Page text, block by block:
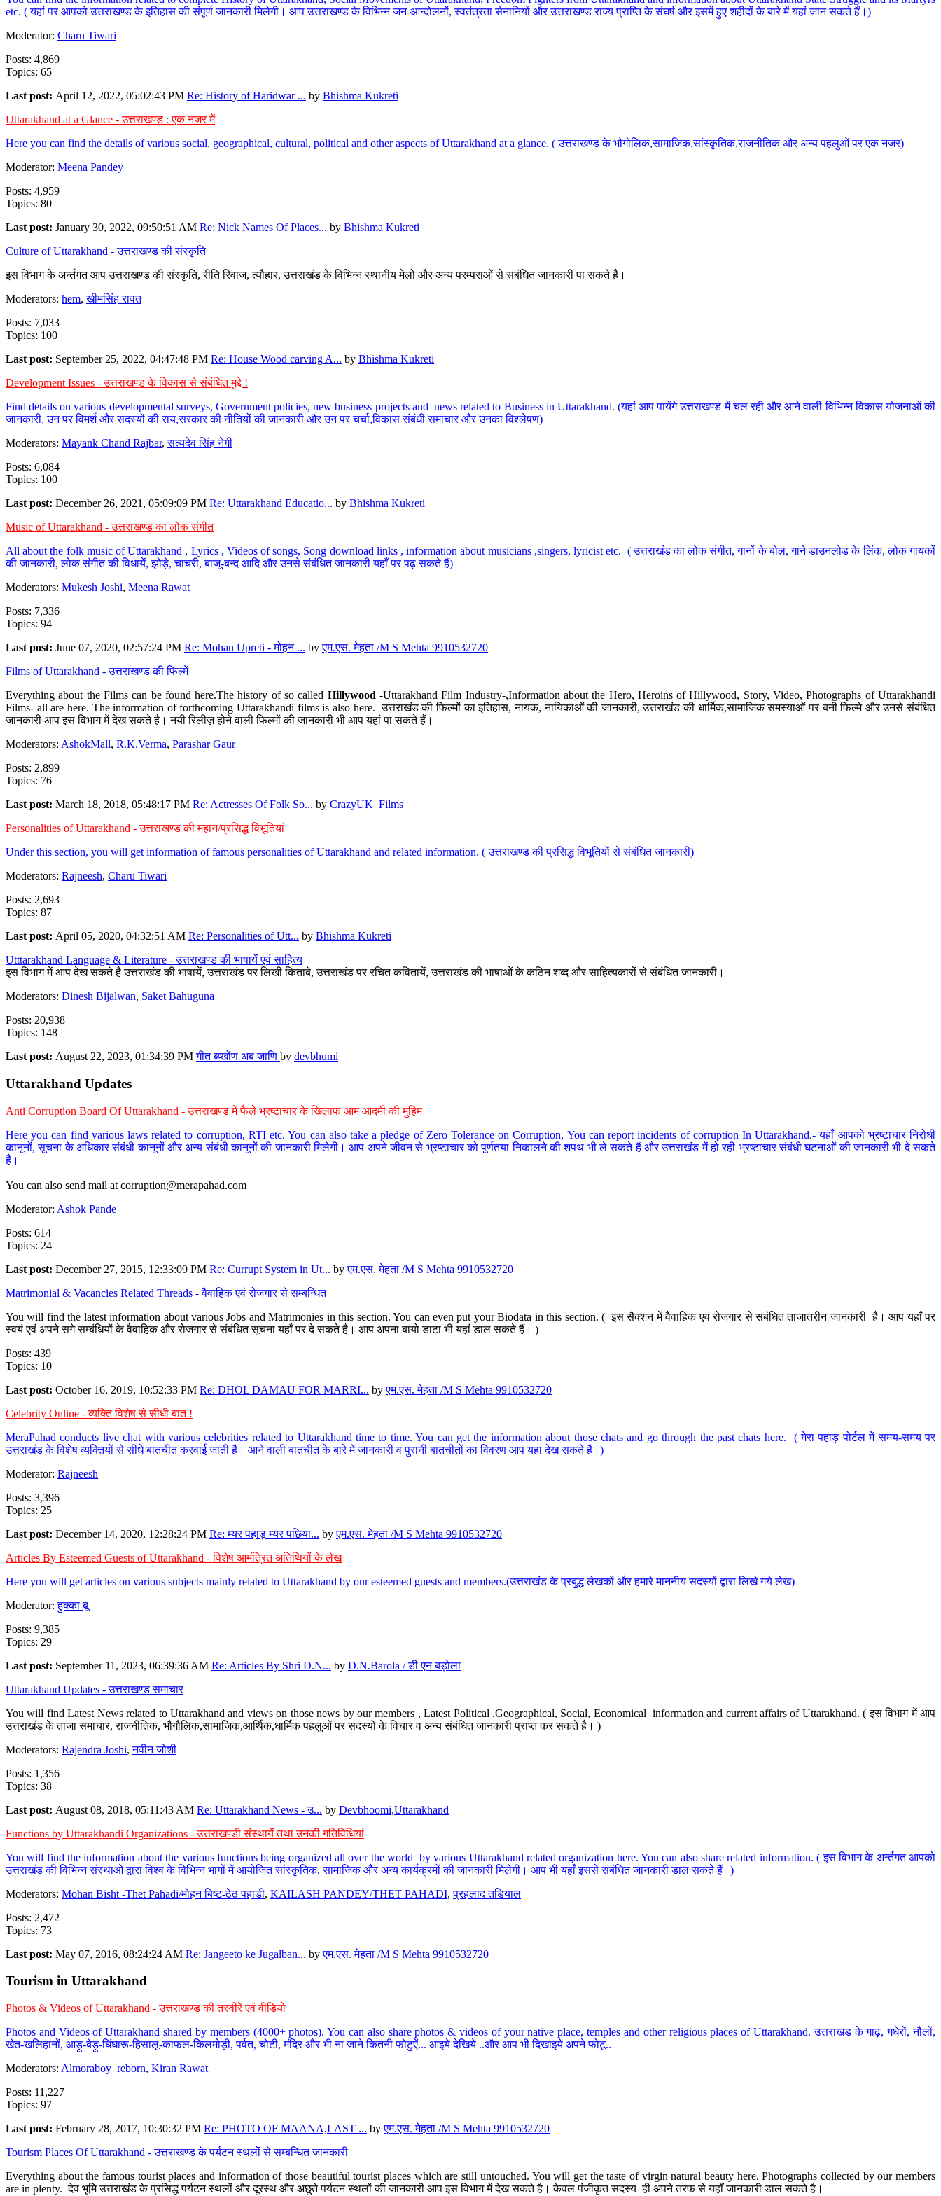
etc. ( यहां पर आपको उत्तराखण्ड के इतिहास की संपूर्ण जानकारी मिलेगी। आप उत्तराखण्ड के विभिन्न जन-आन्दोलनों, स्वतंत्रता सेनानियों और उत्तराखण्ड राज्य प्राप्ति के संघर्ष और इसमें हुए शहीदों के बारे में यहां जान सकते हैं।)
Moderator: Charu Tiwari
Posts: 4,869
Topics: 65
Last post: April 12, 2022, 05:02:43 PM Re: History of Haridwar ... by Bhishma Kukreti
Uttarakhand at a Glance - उत्तराखण्ड : एक नजर में
Here you can find the details of various social, geographical, cultural, political and other aspects of Uttarakhand at a glance. ( उत्तराखण्ड के भौगोलिक,सामाजिक,सांस्कृतिक,राजनीतिक और अन्य पहलुओं पर एक नजर)
Moderator: Meena Pandey
Posts: 4,959
Topics: 80
Last post: January 30, 2022, 09:50:51 AM Re: Nick Names Of Places... by Bhishma Kukreti
Culture of Uttarakhand - उत्तराखण्ड की संस्कृति
इस विभाग के अर्न्तगत आप उत्तराखण्ड की संस्कृति, रीति रिवाज, त्यौहार, उत्तराखंड के विभिन्न स्थानीय मेलों और अन्य परम्पराओं से संबंधित जानकारी पा सकते है।
Moderators: hem,खीमसिंह रावत
Posts: 7,033
Topics: 100
Last post: September 25, 2022, 04:47:48 PM Re: House Wood carving A... by Bhishma Kukreti
Development Issues - उत्तराखण्ड के विकास से संबंधित मुद्दे !
Find details on various developmental surveys, Government policies, new business projects and news related to Business in Uttarakhand. (यहां आप पायेंगे उत्तराखण्ड में चल रही और आने वाली विभिन्न विकास योजनाओं की
जानकारी, उन पर विमर्श और सदस्यों की राय,सरकार की नीतियों की जानकारी और उन पर चर्चा,विकास संबंधी समाचार और उनका विश्लेषण)
Moderators: Mayank Chand Rajbar,सत्यदेव सिंह नेगी
Posts: 6,084
Topics: 100
Last post: December 26, 2021, 05:09:09 PM Re: Uttarakhand Educatio... by Bhishma Kukreti
Music of Uttarakhand - उत्तराखण्ड का लोक संगीत
All about the folk music of Uttarakhand , Lyrics , Videos of songs, Song download links , information about musicians ,singers, lyricist etc. ( उत्तराखंड का लोक संगीत, गानों के बोल, गाने डाउनलोड के लिंक, लोक गायकों
की जानकारी, लोक संगीत की विधायें, झोड़े, चाचरी, बाजू-बन्द आदि और उनसे संबंधित जानकारी यहाँ पर पढ़ सकते हैं)
Moderators: Mukesh Joshi, Meena Rawat
Posts: 7,336
Topics: 94
Last post: June 07, 2020, 02:57:24 PM Re: Mohan Upreti - मोहन ... byएम.एस. मेहता /M S Mehta 9910532720
Films of Uttarakhand - उत्तराखण्ड की फिल्में
Everything about the Films can be found here.The history of so called Hillywood-Uttarakhand Film Industry-,Information about the Hero, Heroins of Hillywood, Story, Video, Photographs of Uttarakhandi
Films- all are here. The information of forthcoming Uttarakhandi films is also here. उत्तराखंड की फिल्मों का इतिहास, नायक, नायिकाओं की जानकारी, उत्तराखंड की धार्मिक,सामाजिक समस्याओं पर बनी फिल्मे और उनसे संबंधित
जानकारी आप इस विभाग में देख सकते है। नयी रिलीज़ होने वाली फिल्मों की जानकारी भी आप यहां पा सकते हैं।
Moderators: AshokMall, R.K.Verma, Parashar Gaur
Posts: 2,899
Topics: 76
Last post: March 18, 2018, 05:48:17 PM Re: Actresses Of Folk So... by CrazyUK_Films
Personalities of Uttarakhand - उत्तराखण्ड की महान/प्रसिद्ध विभूतियां
Under this section, you will get information of famous personalities of Uttarakhand and related information. ( उत्तराखण्ड की प्रसिद्ध विभूतियों से संबंधित जानकारी)
Moderators: Rajneesh, Charu Tiwari
Posts: 2,693
Topics: 87
Last post: April 05, 2020, 04:32:51 AM Re: Personalities of Utt... by Bhishma Kukreti
Utttarakhand Language & Literature - उत्तराखण्ड की भाषायें एवं साहित्य
इस विभाग में आप देख सकते है उत्तराखंड की भाषायें, उत्तराखंड पर लिखी किताबे, उत्तराखंड पर रचित कवितायें, उत्तराखंड की भाषाओं के कठिन शब्द और साहित्यकारों से संबंधित जानकारी।
Moderators: Dinesh Bijalwan, Saket Bahuguna
Posts: 20,938
Topics: 148
Last post: August 22, 2023, 01:34:39 PMगीत ब्य्खोंण अब जाणि by devbhumi
Uttarakhand Updates
Anti Corruption Board Of Uttarakhand - उत्तराखण्ड में फैले भ्रष्टाचार के खिलाफ आम आदमी की मुहिम
Here you can find various laws related to corruption, RTI etc. You can also take a pledge of Zero Tolerance on Corruption, You can report incidents of corruption In Uttarakhand.- यहाँ आपको भ्रष्टाचार निरोधी
कानूनों, सूचना के अधिकार संबंधी कानूनों और अन्य संबंधी कानूनों की जानकारी मिलेगी। आप अपने जीवन से भ्रष्टाचार को पूर्णतया निकालने की शपथ भी ले सकते हैं और उत्तराखंड में हो रही भ्रष्टाचार संबंधी घटनाओं की जानकारी भी दे सकते
हैं।
You can also send mail at corruption@merapahad.com
Moderator: Ashok Pande
Posts: 614
Topics: 24
Last post: December 27, 2015, 12:33:09 PM Re: Currupt System in Ut... byएम.एस. मेहता /M S Mehta 9910532720
Matrimonial & Vacancies Related Threads - वैवाहिक एवं रोजगार से सम्बन्धित
You will find the latest information about various Jobs and Matrimonies in this section. You can even put your Biodata in this section. ( इस सैक्शन में वैवाहिक एवं रोजगार से संबंधित ताजातरीन जानकारी है। आप यहाँ पर
स्वयं एवं अपने सगे सम्बंधियों के वैवाहिक और रोजगार से संबंधित सूचना यहाँ पर दे सकते है। आप अपना बायो डाटा भी यहां डाल सकते हैं। )
Posts: 439
Topics: 10
Last post: October 16, 2019, 10:52:33 PM Re: DHOL DAMAU FOR MARRI... byएम.एस. मेहता /M S Mehta 9910532720
Celebrity Online - व्यक्ति विशेष से सीधी बात !
MeraPahad conducts live chat with various celebrities related to Uttarakhand time to time. You can get the information about those chats and go through the past chats here. ( मेरा पहाड़ पोर्टल में समय-समय पर
उत्तराखंड के विशेष व्यक्तियों से सीधे बातचीत करवाई जाती है। आने वाली बातचीत के बारे में जानकारी व पुरानी बातचीतों का विवरण आप यहां देख सकते है।)
Moderator: Rajneesh
Posts: 3,396
Topics: 25
Last post: December 14, 2020, 12:28:24 PM Re: म्यर पहाड़ म्यर पछिया... byएम.एस. मेहता /M S Mehta 9910532720
Articles By Esteemed Guests of Uttarakhand - विशेष आमंत्रित अतिथियों के लेख
Here you will get articles on various subjects mainly related to Uttarakhand by our esteemed guests and members.(उत्तराखंड के प्रबुद्ध लेखकों और हमारे माननीय सदस्यों द्वारा लिखे गये लेख)
Moderator:हुक्का बू
Posts: 9,385
Topics: 29
Last post: September 11, 2023, 06:39:36 AM Re: Articles By Shri D.N... by D.N.Barola / डी एन बड़ोला
Uttarakhand Updates - उत्तराखण्ड समाचार
You will find Latest News related to Uttarakhand and views on those news by our members , Latest Political ,Geographical, Social, Economical information and current affairs of Uttarakhand. ( इस विभाग में आप
उत्तराखंड के ताजा समाचार, राजनीतिक, भौगौलिक,सामाजिक,आर्थिक,धार्मिक पहलुओं पर सदस्यों के विचार व अन्य संबंधित जानकारी प्राप्त कर सकते है। )
Moderators: Rajendra Joshi,नवीन जोशी
Posts: 1,356
Topics: 38
Last post: August 08, 2018, 05:11:43 AM Re: Uttarakhand News - उ... by Devbhoomi,Uttarakhand
Functions by Uttarakhandi Organizations - उत्तराखण्डी संस्थायें तथा उनकी गतिविधियां
You will find the information about the various functions being organized all over the world by various Uttarakhand related organization here. You can also share related information. ( इस विभाग के अर्न्तगत आपको
उत्तराखंड की विभिन्न संस्थाओ द्वारा विश्व के विभिन्न भागों में आयोजित सांस्कृतिक, सामाजिक और अन्य कार्यक्रमों की जानकारी मिलेगी। आप भी यहाँ इससे संबंधित जानकारी डाल सकते हैं।)
Moderators: Mohan Bisht -Thet Pahadi/मोहन बिष्ट-ठेठ पहाडी, KAILASH PANDEY/THET PAHADI,प्रहलाद तडियाल
Posts: 2,472
Topics: 73
Last post: May 07, 2016, 08:24:24 AM Re: Jangeeto ke Jugalban... byएम.एस. मेहता /M S Mehta 9910532720
Tourism in Uttarakhand
Photos & Videos of Uttarakhand - उत्तराखण्ड की तस्वीरें एवं वीडियो
Photos and Videos of Uttarakhand shared by members (4000+ photos). You can also share photos & videos of your native place, temples and other religious places of Uttarakhand. उत्तराखंड के गाढ़, गधेरों, नौलों,
खेत-खलिहानों, आड़ू-बेड़ू-घिंघारू-हिसालू-काफल-किलमोड़ी, पर्वत, चोटी, मंदिर और भी ना जाने कितनी फोटुऐं... आइये देखिये ..और आप भी दिखाइये अपने फोटू..
Moderators: Almoraboy_reborn, Kiran Rawat
Posts: 11,227
Topics: 97
Last post: February 28, 2017, 10:30:32 PM Re: PHOTO OF MAANA,LAST ... byएम.एस. मेहता /M S Mehta 9910532720
Tourism Places Of Uttarakhand - उत्तराखण्ड के पर्यटन स्थलों से सम्बन्धित जानकारी
Everything about the famous tourist places and information of those beautiful tourist places which are still untouched. You will get the taste of virgin natural beauty here. Photographs collected by our members
are in plenty. देव भूमि उत्तराखंड के प्रसिद्ध पर्यटन स्थलों और दूरस्थ और अछूते पर्यटन स्थलों की जानकारी आप इस विभाग में देख सकते है। केवल पंजीकृत सदस्य ही अपने तरफ से यहाँ जानकारी डाल सकते है।